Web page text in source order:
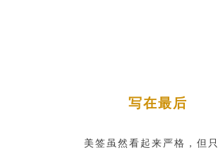
写在最后
美签虽然看起来严格，但